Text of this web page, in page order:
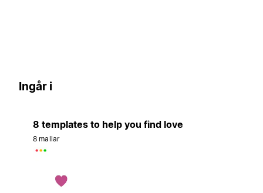
Ingår i
8 templates to help you find love
8 mallar